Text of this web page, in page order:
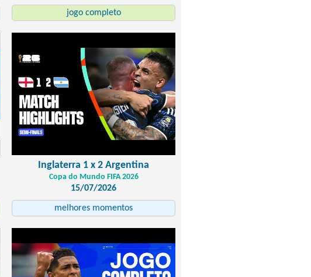
jogo completo
Inglaterra 1 x 2 Argentina
Copa do Mundo FIFA 2026
15/07/2026
melhores momentos